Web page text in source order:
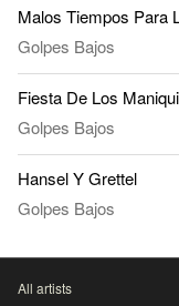
Malos Tiempos Para
Golpes Bajos
Fiesta De Los
Golpes Bajos
Hansel Y Grettel
Golpes Bajos
All artists